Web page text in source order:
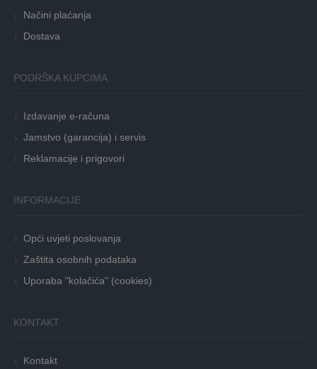
Načini plaćanja
Dostava
PODRŠKA KUPCIMA
Izdavanje e-računa
Jamstvo (garancija) i servis
Reklamacije i prigovori
INFORMACIJE
Opći uvjeti poslovanja
Zaštita osobnih podataka
Uporaba "kolačića" (cookies)
KONTAKT
Kontakt